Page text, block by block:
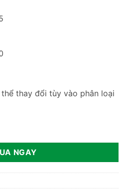
thay đổi tùy vào phân loại
BSF68 số lượng
NGAY